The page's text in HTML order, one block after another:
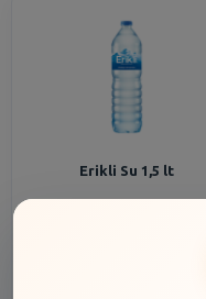
Erikli Su 1,5 lt